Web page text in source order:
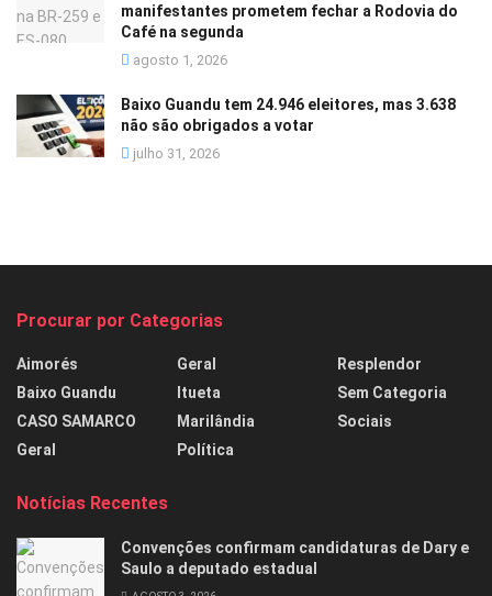
manifestantes prometem fechar a Rodovia do
Café na segunda
agosto 1, 2026
Baixo Guandu tem 24.946 eleitores, mas 3.638
não são obrigados a votar
julho 31, 2026
Procurar por Categorias
Aimorés
Baixo Guandu
CASO SAMARCO
Geral
Geral
Itueta
Marilândia
Política
Resplendor
Sem Categoria
Sociais
Notícias Recentes
Convenções confirmam candidaturas de Dary e
Saulo a deputado estadual